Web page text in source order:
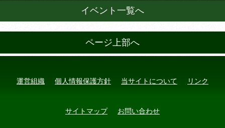
イベント一覧へ
ページ上部へ
運営組織 個人情報保護方針 当サイトについて リンク
サイトマップ お問い合わせ